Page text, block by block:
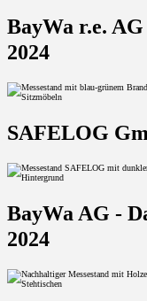
BayWa r.e.
2024
SAFELOG
BayWa AG -
2024